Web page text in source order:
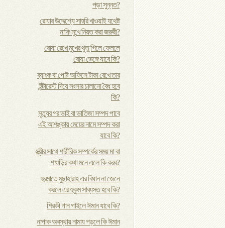
পড়া সুন্নত?
রোযার উদ্দেশ্যে সাহরি খাওয়াই যথেষ্ট
নাকি মুখে নিয়ত করা জরুরী?
রোযা রেখে মুখের থুতু গিলে ফেললে
রোযা ভেঙ্গে যাবে কি?
ব্যাংক বা পোষ্ট অফিসে টাকা রেখে তার
ইন্টারেস্ট দিয়ে সংসার চালানো বৈধ হবে
কি?
মৃত্যুর পর ভাই বা ভাতিজা সম্পদ পাবে
এই আশঙ্কায় মেয়ের নামে সম্পদ করা
যাবে কি?
স্ত্রীর সাথে শারীরিক সম্পর্কের সময় মা বা
শাশুড়ির কথা মনে এলে কি করব?
হুরমাতে মুছাহারাহ এর বিধান না জেনে
করলে এর হুকুম সাব্যস্ত হবে কি?
শিরকী গান গাইলে ঈমান যাবে কি?
নাপাক অবস্থায় নামায পড়লে কি ঈমান